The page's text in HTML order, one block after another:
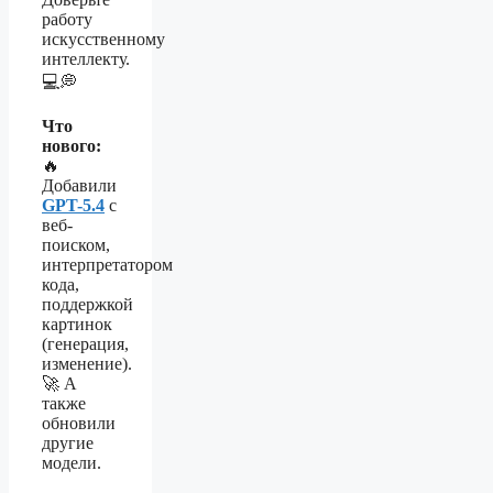
работу
искусственному
интеллекту.
💻💭
Что
нового:
🔥
Добавили
GPT-5.4 с
веб-
поиском,
интерпретатором
кода,
поддержкой
картинок
(генерация,
изменение).
🚀 А
также
обновили
другие
модели.